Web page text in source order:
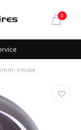
0
smoke